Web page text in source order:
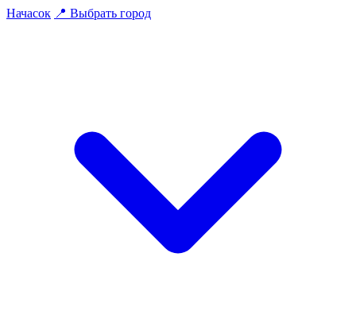
Начасок 📍 Выбрать город